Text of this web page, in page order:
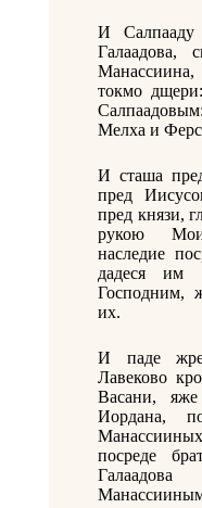
И
Галаадова,
токмо
Мелха и
И сташа
пред
пред князи,
рукою
наследие
дадеся им
Господним,
их.
И паде
Лавеково
Васани,
Иордана,
посреде